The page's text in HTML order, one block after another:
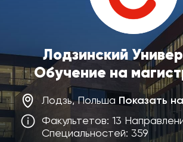
Лодзинский
Обучение на
Лодзь, Польша Показать
Факультетов: 13
Специальностей: 359